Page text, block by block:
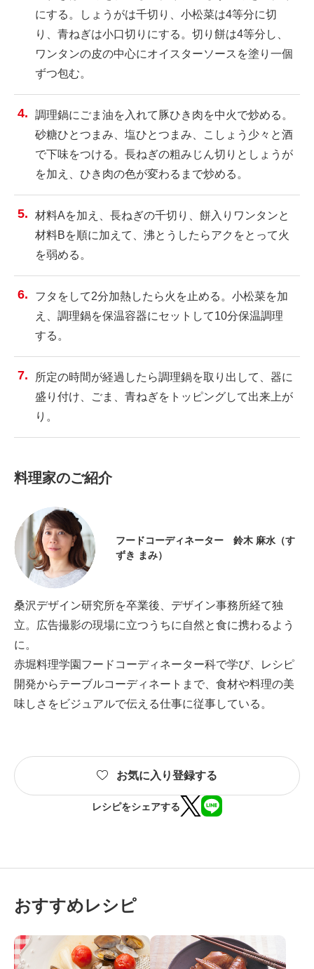
にする。しょうがは千切り、小松菜は4等分に切
り、青ねぎは小口切りにする。切り餅は4等分し、
ワンタンの皮の中心にオイスターソースを塗り一個
ずつ包む。
調理鍋にごま油を入れて豚ひき肉を中火で炒める。
砂糖ひとつまみ、塩ひとつまみ、こしょう少々と酒
で下味をつける。長ねぎの粗みじん切りとしょうが
を加え、ひき肉の色が変わるまで炒める。
材料Aを加え、長ねぎの千切り、餅入りワンタンと
材料Bを順に加えて、沸とうしたらアクをとって火
を弱める。
フタをして2分加熱したら火を止める。小松菜を加
え、調理鍋を保温容器にセットして10分保温調理
する。
所定の時間が経過したら調理鍋を取り出して、器に
盛り付け、ごま、青ねぎをトッピングして出来上が
り。
料理家のご紹介
フードコーディネーター 鈴木 麻水（す
ずき まみ）
桑沢デザイン研究所を卒業後、デザイン事務所経て独
立。広告撮影の現場に立つうちに自然と食に携わるよう
に。
赤堀料理学園フードコーディネーター科で学び、レシピ
開発からテーブルコーディネートまで、食材や料理の美
味しさをビジュアルで伝える仕事に従事している。
お気に入り登録する
レシピをシェアする
おすすめレシピ